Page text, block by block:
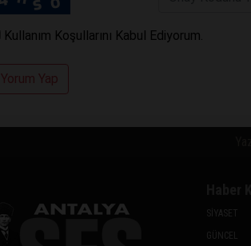
Kullanım Koşullarını Kabul Ediyorum.
Yorum Yap
SİYASET
GÜNCEL